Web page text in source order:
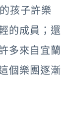
孩子許樂
的成員；還
多來自宜蘭
個樂團逐漸